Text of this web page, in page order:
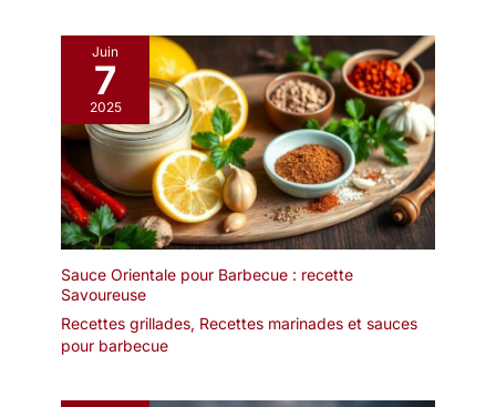
Juin
7
2025
Sauce Orientale pour Barbecue : recette
Savoureuse
Recettes grillades, Recettes marinades et sauces
pour barbecue